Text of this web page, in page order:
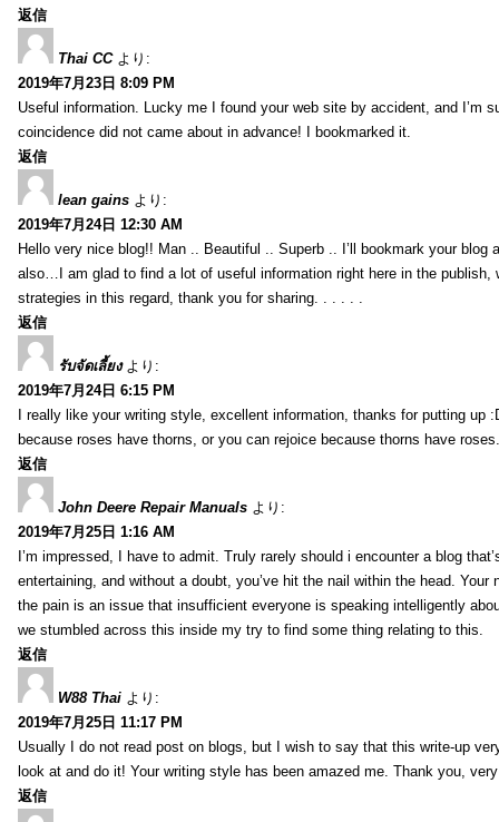
返信
Thai CC より:
2019年7月23日 8:09 PM
Useful information. Lucky me I found your web site by accident, and I’m
coincidence did not came about in advance! I bookmarked it.
返信
lean gains より:
2019年7月24日 12:30 AM
Hello very nice blog!! Man .. Beautiful .. Superb .. I’ll bookmark your blog
also…I am glad to find a lot of useful information right here in the publish,
strategies in this regard, thank you for sharing. . . . . .
返信
รับจัดเลี้ยง より:
2019年7月24日 6:15 PM
I really like your writing style, excellent information, thanks for putting up
because roses have thorns, or you can rejoice because thorns have
返信
John Deere Repair Manuals より:
2019年7月25日 1:16 AM
I’m impressed, I have to admit. Truly rarely should i encounter a blog
entertaining, and without a doubt, you’ve hit the nail within the head. Your
the pain is an issue that insufficient everyone is speaking intelligently
we stumbled across this inside my try to find some thing relating to this.
返信
W88 Thai より:
2019年7月25日 11:17 PM
Usually I do not read post on blogs, but I wish to say that this write-up
look at and do it! Your writing style has been amazed me. Thank you,
返信